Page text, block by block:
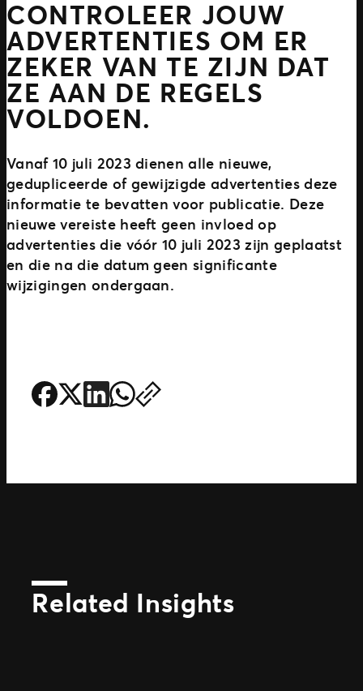
CONTROLEER JOUW
ADVERTENTIES OM ER
ZEKER VAN TE ZIJN DAT
ZE AAN DE REGELS
VOLDOEN.
Vanaf 10 juli 2023 dienen alle nieuwe,
gedupliceerde of gewijzigde advertenties deze
informatie te bevatten voor publicatie. Deze
nieuwe vereiste heeft geen invloed op
advertenties die vóór 10 juli 2023 zijn geplaatst
en die na die datum geen significante
wijzigingen ondergaan.
Related Insights